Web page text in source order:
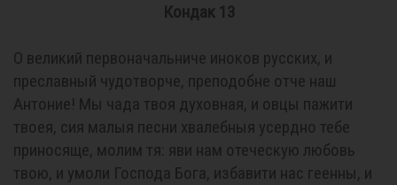
Кондак 13
О великий первоначальниче иноков русских, и
преславный чудотворче, преподобне отче наш
Антоние! Мы чада твоя духовная, и овцы пажити
твоея, сия малыя песни хвалебныя усердно тебе
приносяще, молим тя: яви нам отеческую любовь
твою, и умоли Господа Бога, избавити нас геенны, и